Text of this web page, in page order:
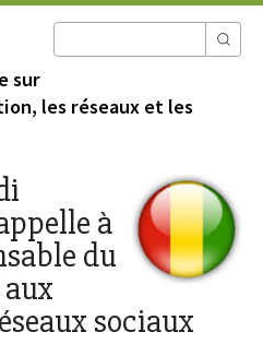
sur
les réseaux et les
à
du
sociaux